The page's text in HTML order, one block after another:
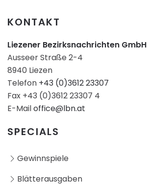
KONTAKT
Liezener Bezirksnachrichten GmbH
Ausseer Straße 2-4
8940 Liezen
Telefon +43 (0)3612 23307
Fax +43 (0)3612 23307 4
E-Mailoffice@lbn.at
SPECIALS
Gewinnspiele
Blätterausgaben